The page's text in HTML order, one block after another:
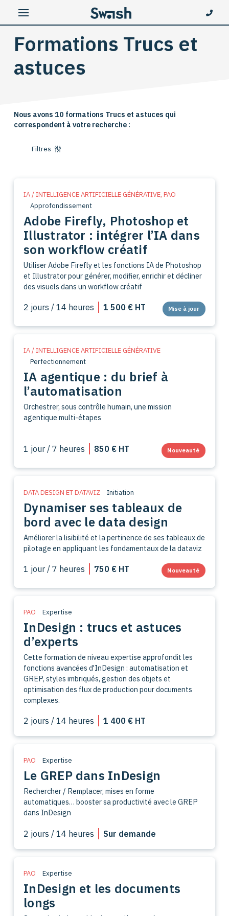
Formations Trucs et
astuces
Nous avons 10 formations Trucs et astuces qui
correspondent à votre recherche :
Filtres
IA / INTELLIGENCE ARTIFICIELLE GÉNÉRATIVE,PAO
Approfondissement
Adobe Firefly, Photoshop et
Illustrator : intégrer l’IA dans
son workflow créatif
Utiliser Adobe Firefly et les fonctions IA de Photoshop
et Illustrator pour générer, modifier, enrichir et décliner
des visuels dans un workflow créatif
2 jours / 14 heures 1 500 € HT Mise à jour
IA / INTELLIGENCE ARTIFICIELLE GÉNÉRATIVE
Perfectionnement
IA agentique : du brief à
l’automatisation
Orchestrer, sous contrôle humain, une mission
agentique multi-étapes
1 jour / 7 heures 850 € HT Nouveauté
DATA DESIGN ET DATAVIZ Initiation
Dynamiser ses tableaux de
bord avec le data design
Améliorer la lisibilité et la pertinence de ses tableaux de
pilotage en appliquant les fondamentaux de la dataviz
1 jour / 7 heures 750 € HT Nouveauté
PAO Expertise
InDesign : trucs et astuces
d’experts
Cette formation de niveau expertise approfondit les
fonctions avancées d'InDesign : automatisation et
GREP, styles imbriqués, gestion des objets et
optimisation des flux de production pour documents
complexes.
2 jours / 14 heures 1 400 € HT
PAO Expertise
Le GREP dans InDesign
Rechercher / Remplacer, mises en forme
automatiques… booster sa productivité avec le GREP
dans InDesign
2 jours / 14 heures Sur demande
PAO Expertise
InDesign et les documents
longs